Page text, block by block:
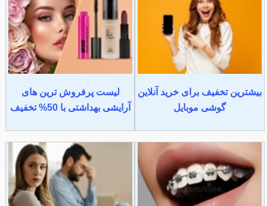
بیشترین تخفیف برای خرید آنلاین
گوشی موبایل
لیست پرفروش ترین های
آرایشی بهداشتی با 50% تخفیف